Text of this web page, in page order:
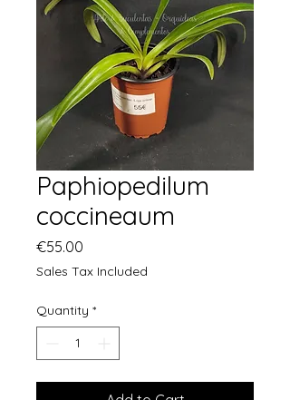
Paphiopedilum
coccineaum
€55.00
Sales Tax Included
Quantity *